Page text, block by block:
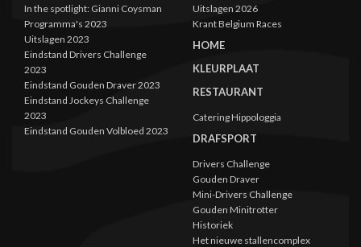
In the spotlight: Gianni Coysman
Programma's 2023
Uitslagen 2023
Eindstand Drivers Challenge
2023
Eindstand Gouden Draver 2023
Eindstand Jockeys Challenge
2023
Eindstand Gouden Volbloed 2023
Uitslagen 2026
Krant Belgium Races
HOME
KLEURPLAAT
RESTAURANT
Catering Hippologgia
DRAFSPORT
Drivers Challenge
Gouden Draver
Mini-Drivers Challenge
Gouden Minitrotter
Historiek
Het nieuwe stallencomplex